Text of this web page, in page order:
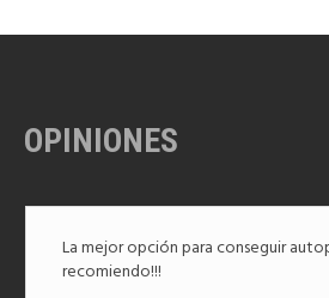
OPINIONES
La mejor opción para conseguir
recomiendo!!!